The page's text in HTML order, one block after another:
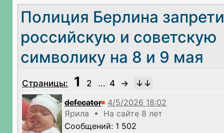
Полиция Берлина
российскую и советскую
символику на 8 и 9 мая
Страницы: 1 2 ... 4
→
defecator
Ярила • На сайте 8 лет
Сообщений: 1 502